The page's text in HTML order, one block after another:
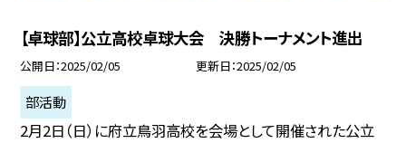
【卓球部】公立高校卓球大会 決勝トーナメント進出
公開日 2025/02/05 更新日 2025/02/05
部活動
2月2日（日）に府立鳥羽高校を会場として開催された公立